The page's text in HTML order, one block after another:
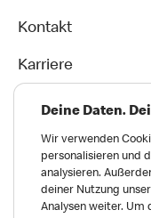
Kontakt
Karriere
Deine Daten.
Wir verwenden
personalisieren und
analysieren.
deiner Nutzung
Analysen weiter. Um